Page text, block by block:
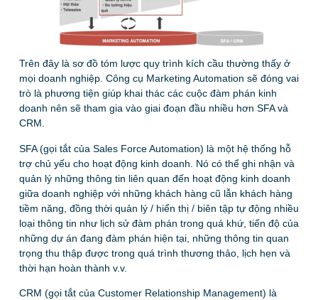
Trên đây là sơ đồ tóm lược quy trình kích cầu thường thấy ở
mọi doanh nghiệp. Công cụ Marketing Automation sẽ đóng vai
trò là phương tiện giúp khai thác các cuộc đàm phán kinh
doanh nên sẽ tham gia vào giai đoạn đầu nhiều hơn SFA và
CRM.
SFA (gọi tắt của Sales Force Automation) là một hệ thống hỗ
trợ chủ yếu cho hoạt động kinh doanh. Nó có thể ghi nhận và
quản lý những thông tin liên quan đến hoạt động kinh doanh
giữa doanh nghiệp với những khách hàng cũ lẫn khách hàng
tiềm năng, đồng thời quản lý / hiển thị / biên tập tự động nhiều
loại thông tin như lịch sử đàm phán trong quá khứ, tiến độ của
những dự án đang đàm phán hiện tại, những thông tin quan
trọng thu thập được trong quá trình thương thảo, lịch hẹn và
thời hạn hoàn thành v.v.
CRM (gọi tắt của Customer Relationship Management) là